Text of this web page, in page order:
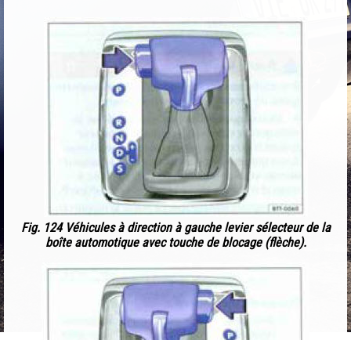
Fig. 124 Véhicules à direction à gauche levier sélecteur de la
boîte automotique avec touche de blocage (flèche).